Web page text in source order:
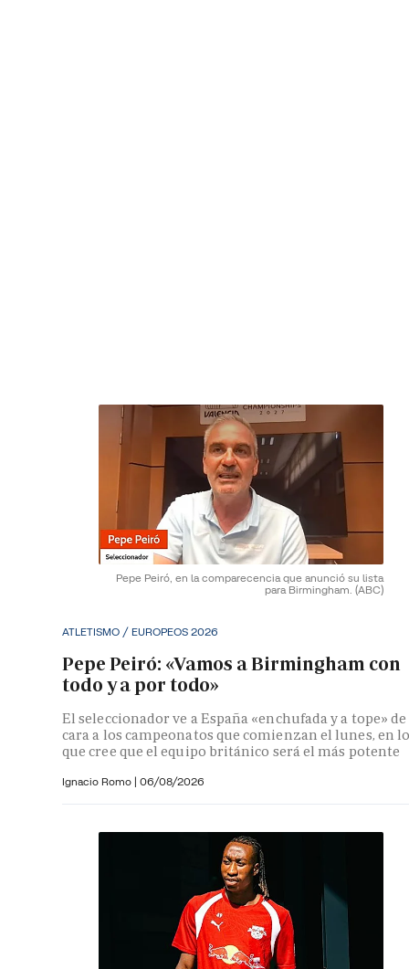
Pepe Peiró, en la comparecencia que anunció su lista
para Birmingham. (ABC)
ATLETISMO / EUROPEOS 2026
Pepe Peiró: «Vamos a Birmingham con
todo y a por todo»
El seleccionador ve a España «enchufada y a tope» de
cara a los campeonatos que comienzan el lunes, en
que cree que el equipo británico será el más potente
Ignacio Romo | 06/08/2026